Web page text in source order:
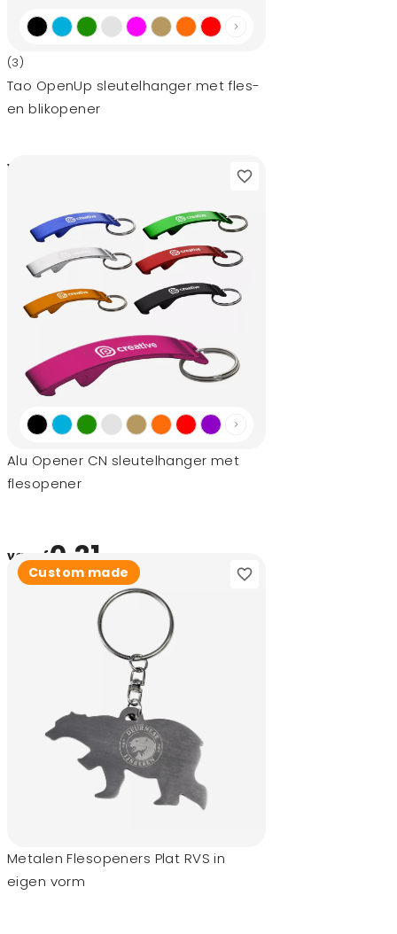
(3)
Tao OpenUp sleutelhanger met fles-
en blikopener
vanaf
Alu Opener CN sleutelhanger met
flesopener
vanaf0,21
Custom made
Metalen Flesopeners Plat RVS in
eigen vorm